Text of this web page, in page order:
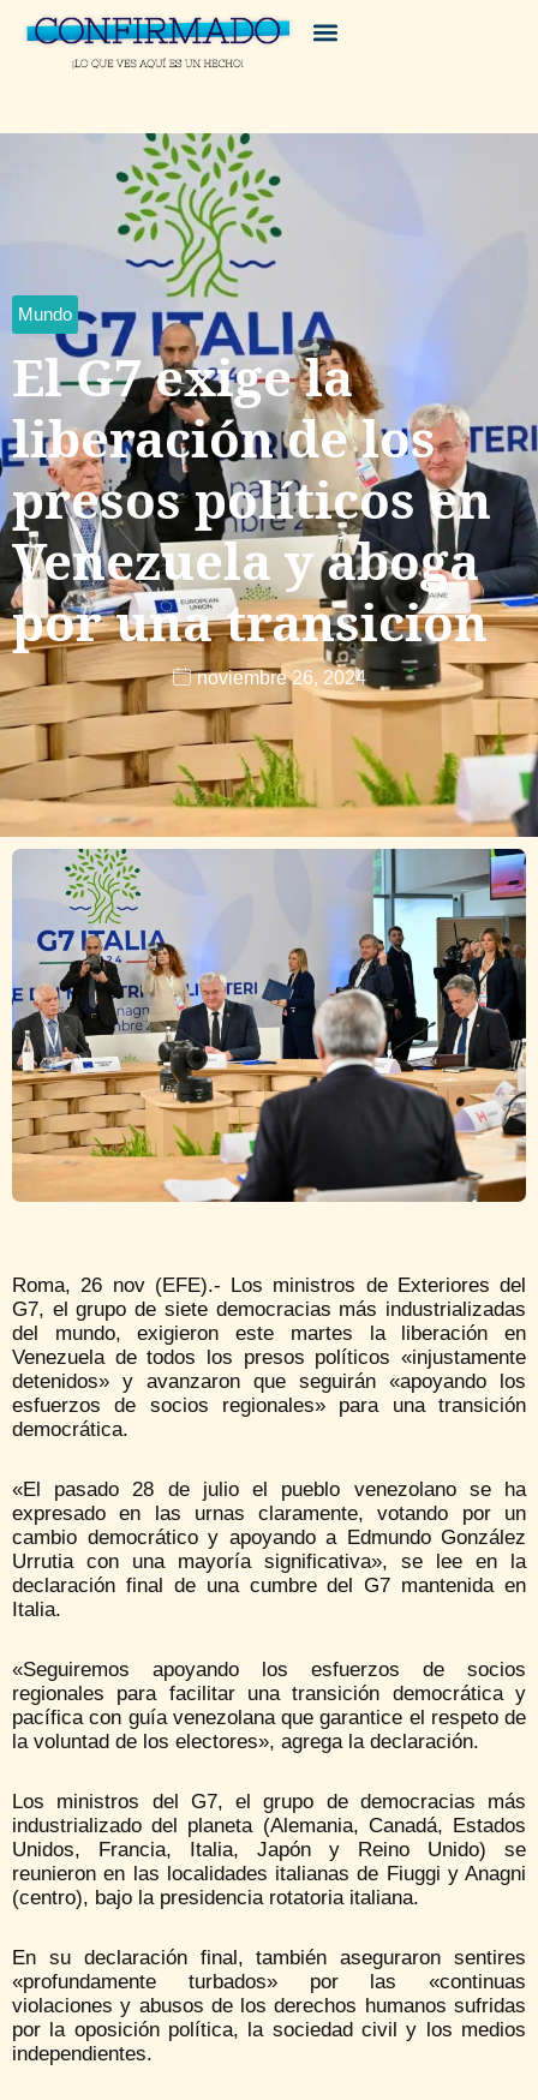
Mundo
El G7 exige la
liberación de los
presos políticos en
Venezuela y aboga
por una transición
noviembre 26, 2024
Roma, 26 nov (EFE).- Los ministros de Exteriores del
G7, el grupo de siete democracias más industrializadas
del mundo, exigieron este martes la liberación en
Venezuela de todos los presos políticos «injustamente
detenidos» y avanzaron que seguirán «apoyando los
esfuerzos de socios regionales» para una transición
democrática.
«El pasado 28 de julio el pueblo venezolano se ha
expresado en las urnas claramente, votando por un
cambio democrático y apoyando a Edmundo González
Urrutia con una mayoría significativa», se lee en la
declaración final de una cumbre del G7 mantenida en
Italia.
«Seguiremos apoyando los esfuerzos de socios
regionales para facilitar una transición democrática y
pacífica con guía venezolana que garantice el respeto de
la voluntad de los electores», agrega la declaración.
Los ministros del G7, el grupo de democracias más
industrializado del planeta (Alemania, Canadá, Estados
Unidos, Francia, Italia, Japón y Reino Unido) se
reunieron en las localidades italianas de Fiuggi y Anagni
(centro), bajo la presidencia rotatoria italiana.
En su declaración final, también aseguraron sentires
«profundamente turbados» por las «continuas
violaciones y abusos de los derechos humanos sufridas
por la oposición política, la sociedad civil y los medios
independientes.